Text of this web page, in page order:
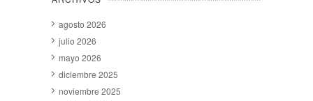
agosto 2026
julio 2026
mayo 2026
diciembre 2025
noviembre 2025